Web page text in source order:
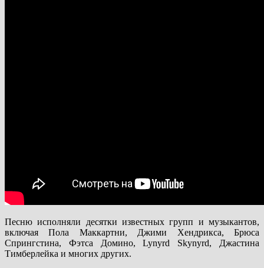
Песню исполняли десятки известных групп и музыкантов,
включая Пола Маккартни, Джими Хендрикса, Брюса
Спрингстина, Фэтса Домино, Lynyrd Skynyrd, Джастина
Тимберлейка и многих других.